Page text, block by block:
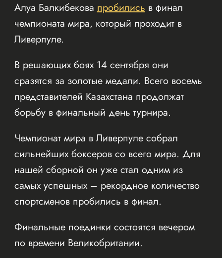
Алуа Балкибековапробилисьв финал
чемпионата мира, который проходит в
Ливерпуле.
В решающих боях 14 сентября они
сразятся за золотые медали. Всего восемь
представителей Казахстана продолжат
борьбу в финальный день турнира.
Чемпионат мира в Ливерпуле собрал
сильнейших боксеров со всего мира. Для
нашей сборной он уже стал одним из
самых успешных – рекордное количество
спортсменов пробились в финал.
Финальные поединки состоятся вечером
по времени Великобритании.